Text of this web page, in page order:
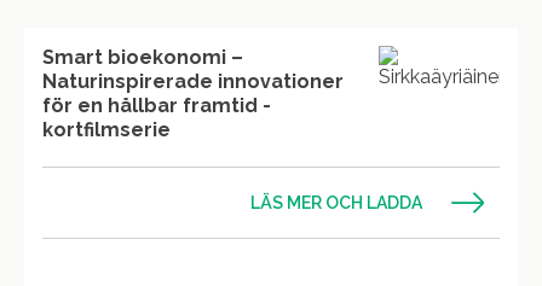
Smart bioekonomi –
Naturinspirerade innovationer
för en hållbar framtid -
kortfilmserie
LÄS MER OCH LADDA